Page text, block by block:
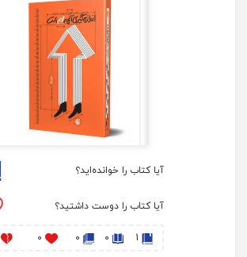
آیا کتاب را خوانده‌اید؟
آیا کتاب را دوست داشتید؟
0
0
0